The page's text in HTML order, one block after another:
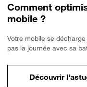
Comment
mobile ?
Votre mobile se
pas la journée avec sa
Découvrirpour